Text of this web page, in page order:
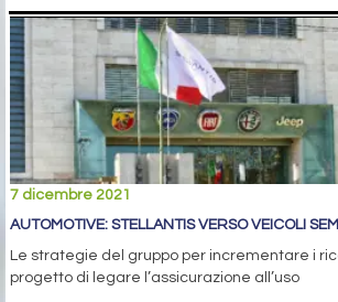
7 dicembre 2021
AUTOMOTIVE: STELLANTIS VERSO VEICOLI
Le strategie del gruppo per incrementare i
progetto di legare l’assicurazione all’uso